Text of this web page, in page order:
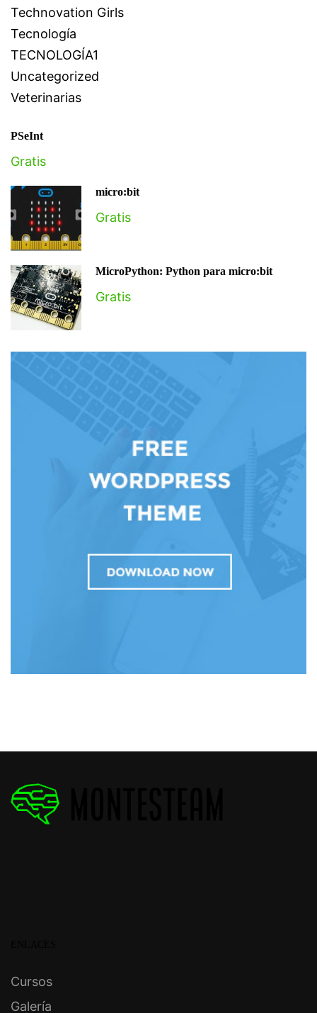
Technovation Girls
Tecnología
TECNOLOGÍA1
Uncategorized
Veterinarias
PSeInt
Gratis
micro:bit
Gratis
MicroPython: Python para micro:bit
Gratis
Cursos
Galería